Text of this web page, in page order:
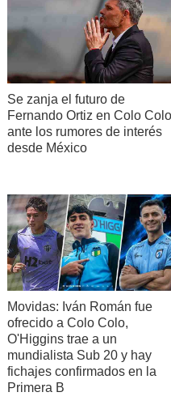
Se zanja el futuro de
Fernando Ortiz en Colo Colo
ante los rumores de interés
desde México
Movidas: Iván Román fue
ofrecido a Colo Colo,
O'Higgins trae a un
mundialista Sub 20 y hay
fichajes confirmados en la
Primera B